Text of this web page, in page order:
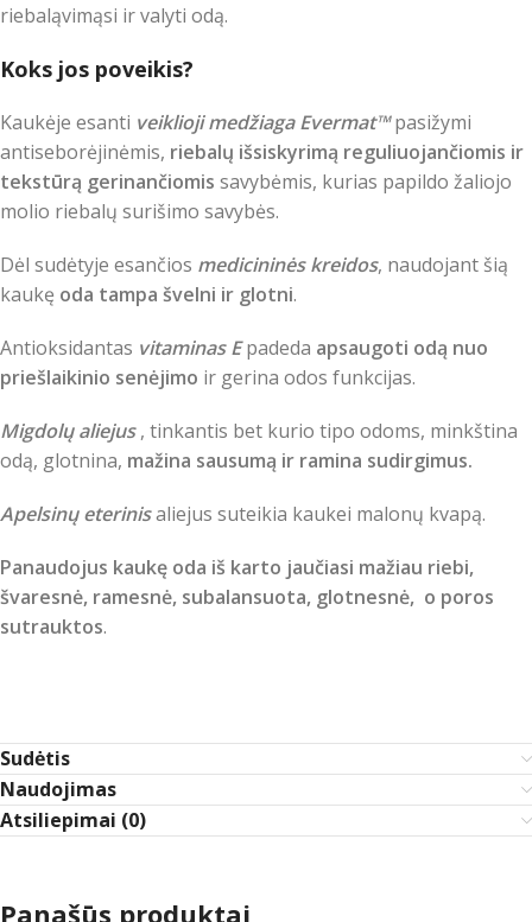
riebaląvimąsi ir valyti odą.
Koks jos poveikis?
Kaukėje esanti veiklioji medžiaga Evermat™pasižymi
antiseborėjinėmis, riebalų išsiskyrimą reguliuojančiomis ir
tekstūrą gerinančiomis savybėmis, kurias papildo žaliojo
molio riebalų surišimo savybės.
Dėl sudėtyje esančios medicininės kreidos, naudojant šią
kaukę oda tampa švelni ir glotni.
Antioksidantas vitaminas Epadeda apsaugoti odą nuo
priešlaikinio senėjimo ir gerina odos funkcijas.
Migdolų aliejus, tinkantis bet kurio tipo odoms, minkština
odą, glotnina, mažina sausumą ir ramina sudirgimus.
Apelsinų eterinisaliejus suteikia kaukei malonų kvapą.
Panaudojus kaukę oda iš karto jaučiasi mažiau riebi,
švaresnė, ramesnė, subalansuota, glotnesnė, o poros
sutrauktos.
Sudėtis
Naudojimas
Atsiliepimai (0)
Panašūs produktai